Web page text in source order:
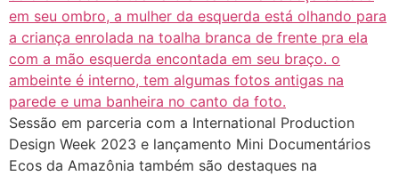
Sessão em parceria com a International Production
Design Week 2023 e lançamento Mini Documentários
Ecos da Amazônia também são destaques na